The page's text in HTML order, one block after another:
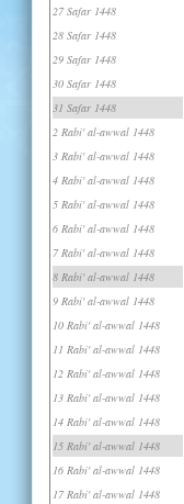
27 Safar 1448
28 Safar 1448
29 Safar 1448
30 Safar 1448
31 Safar 1448
2 Rabi' al-awwal 1448
3 Rabi' al-awwal 1448
4 Rabi' al-awwal 1448
5 Rabi' al-awwal 1448
6 Rabi' al-awwal 1448
7 Rabi' al-awwal 1448
8 Rabi' al-awwal 1448
9 Rabi' al-awwal 1448
10 Rabi' al-awwal 1448
11 Rabi' al-awwal 1448
12 Rabi' al-awwal 1448
13 Rabi' al-awwal 1448
14 Rabi' al-awwal 1448
15 Rabi' al-awwal 1448
16 Rabi' al-awwal 1448
17 Rabi' al-awwal 1448